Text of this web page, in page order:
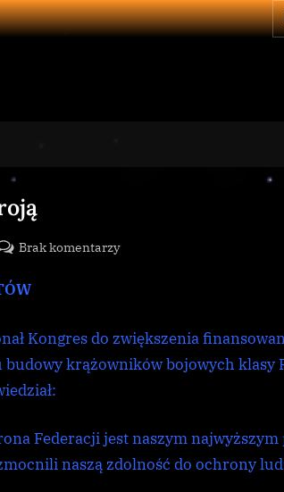
Brak komentarzydo
Kongres do zwiększenia
krążowników bojowych klasy
Federacji jest naszym
naszą zdolność do ochrony